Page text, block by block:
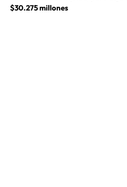
$30.275 millones